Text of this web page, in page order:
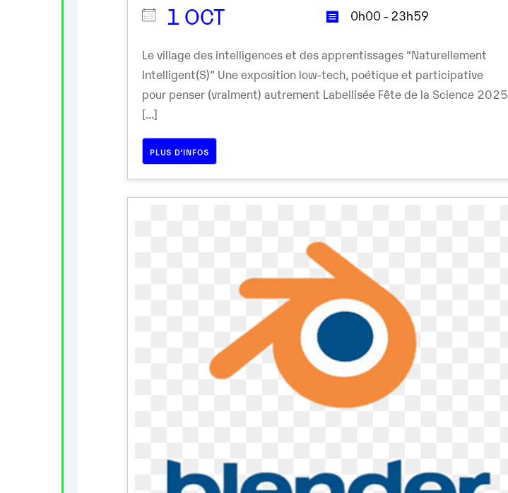
1 OCT 0h00 - 23h59
Le village des intelligences et des apprentissages “Naturellement
Intelligent(S)” Une exposition low-tech, poétique et participative
pour penser (vraiment) autrement Labellisée Fête de la Science 2025
[...]
PLUS D’INFOS